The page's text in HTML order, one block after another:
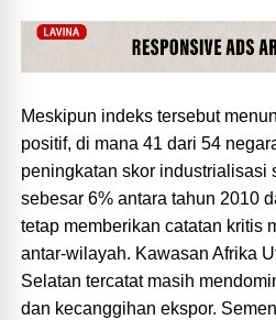
Meskipun indeks tersebut
positif, di mana 41 dari 54
peningkatan skor industrialisasi
sebesar 6% antara tahun 2010
tetap memberikan catatan kritis
antar-wilayah. Kawasan Afrika
Selatan tercatat masih
dan kecanggihan ekspor.